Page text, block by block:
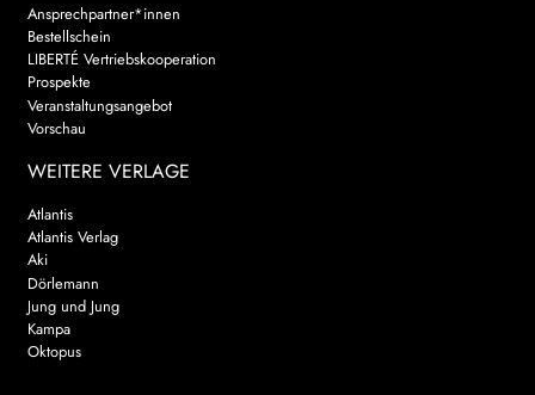
Ansprechpartner*innen
Bestellschein
LIBERTÉ Vertriebskooperation
Prospekte
Veranstaltungsangebot
Vorschau
WEITERE VERLAGE
Atlantis
Atlantis Verlag
Aki
Dörlemann
Jung und Jung
Kampa
Oktopus